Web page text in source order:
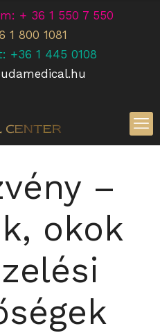
+ 36 1 550 7 550
1 800 1081
+36 1 445 0108
–
okok